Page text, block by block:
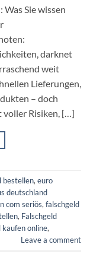
Sie wissen
darknet
weit
Lieferungen,
– doch
voller Risiken, […]
bestellen,euro
deutschland
com seriös​,falschgeld
, Falschgeld
kaufen online​,
Leave a comment